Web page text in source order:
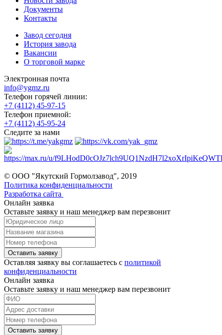
Документы
Контакты
Завод сегодня
История завода
Вакансии
О торговой марке
Электронная почта
info@ygmz.ru
Телефон горячей линии:
+7 (4112) 45-97-15
Телефон приемной:
+7 (4112) 45-95-24
Следите за нами
© ООО "Якутский Гормолзавод", 2019
Политика конфиденциальности
Разработка сайта
Онлайн заявка
Оставьте заявку и наш менеджер вам перезвонит
Оставить заявку
Оставляя заявку вы соглашаетесь с политикой
конфиденциальности
Онлайн заявка
Оставьте заявку и наш менеджер вам перезвонит
Оставить заявку